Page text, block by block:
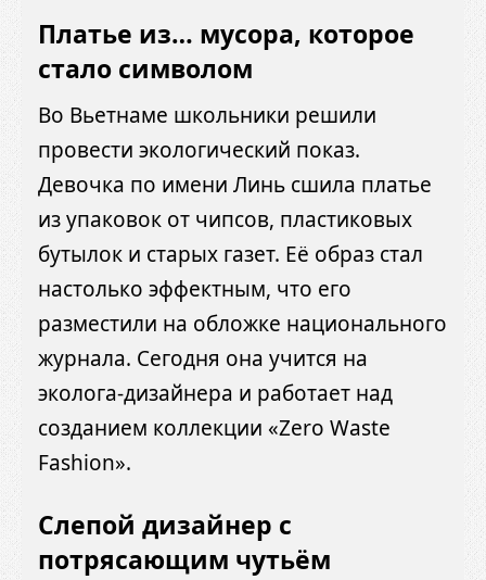
Платье из… мусора, которое
стало символом
Во Вьетнаме школьники решили
провести экологический показ.
Девочка по имени Линь сшила платье
из упаковок от чипсов, пластиковых
бутылок и старых газет. Её образ стал
настолько эффектным, что его
разместили на обложке национального
журнала. Сегодня она учится на
эколога-дизайнера и работает над
созданием коллекции «Zero Waste
Fashion».
Слепой дизайнер с
потрясающим чутьём